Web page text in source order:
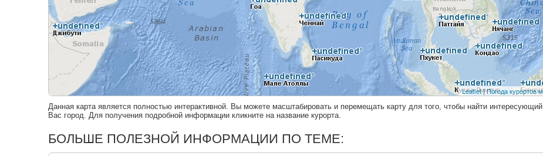
Данная карта является полностью интерактивной. Вы можете масштабировать и перемещать карту для того, чтобы найти интересующий
Вас город. Для получения подробной информации кликните на название курорта.
БОЛЬШЕ ПОЛЕЗНОЙ ИНФОРМАЦИИ ПО ТЕМЕ: